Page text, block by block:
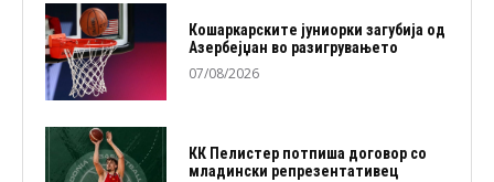
Кошаркарските јуниорки загубија од
Азербејџан во разигрувањето
07/08/2026
КК Пелистер потпиша договор со
младински репрезентативец